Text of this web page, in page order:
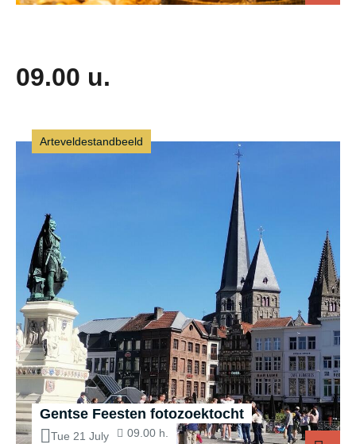
09.00 u.
Gentse Feesten fotozoektocht
Tue 21 July 09.00 h.
Arteveldestandbeeld